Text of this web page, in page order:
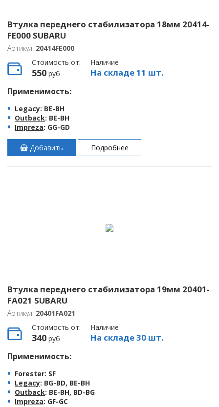
Втулка переднего стабилизатора 18мм 20414-
FE000 SUBARU
Артикул: 20414FE000
Стоимость от:
550 руб
Наличие
На складе 11 шт.
Применимость:
Legacy: BE-BH
Outback: BE-BH
Impreza: GG-GD
Добавить Подробнее
Втулка переднего стабилизатора 19мм 20401-
FA021 SUBARU
Артикул: 20401FA021
Стоимость от:
340 руб
Наличие
На складе 30 шт.
Применимость:
Forester: SF
Legacy: BG-BD, BE-BH
Outback: BE-BH, BD-BG
Impreza: GF-GC